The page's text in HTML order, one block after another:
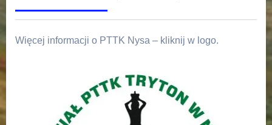
Więcej informacji o PTTK Nysa – kliknij w logo.